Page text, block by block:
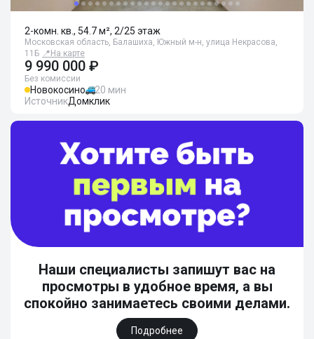
2-комн. кв., 54.7 м², 2/25 этаж
Московская область, Балашиха, Южный м-н, улица Некрасова,
11Б 📍 На карте
9 990 000 ₽
Без комиссии
Новокосино
20 мин
ИсточникДомклик
Наши специалисты запишут вас на
просмотры в удобное время, а вы
спокойно занимаетесь своими делами.
Подробнее